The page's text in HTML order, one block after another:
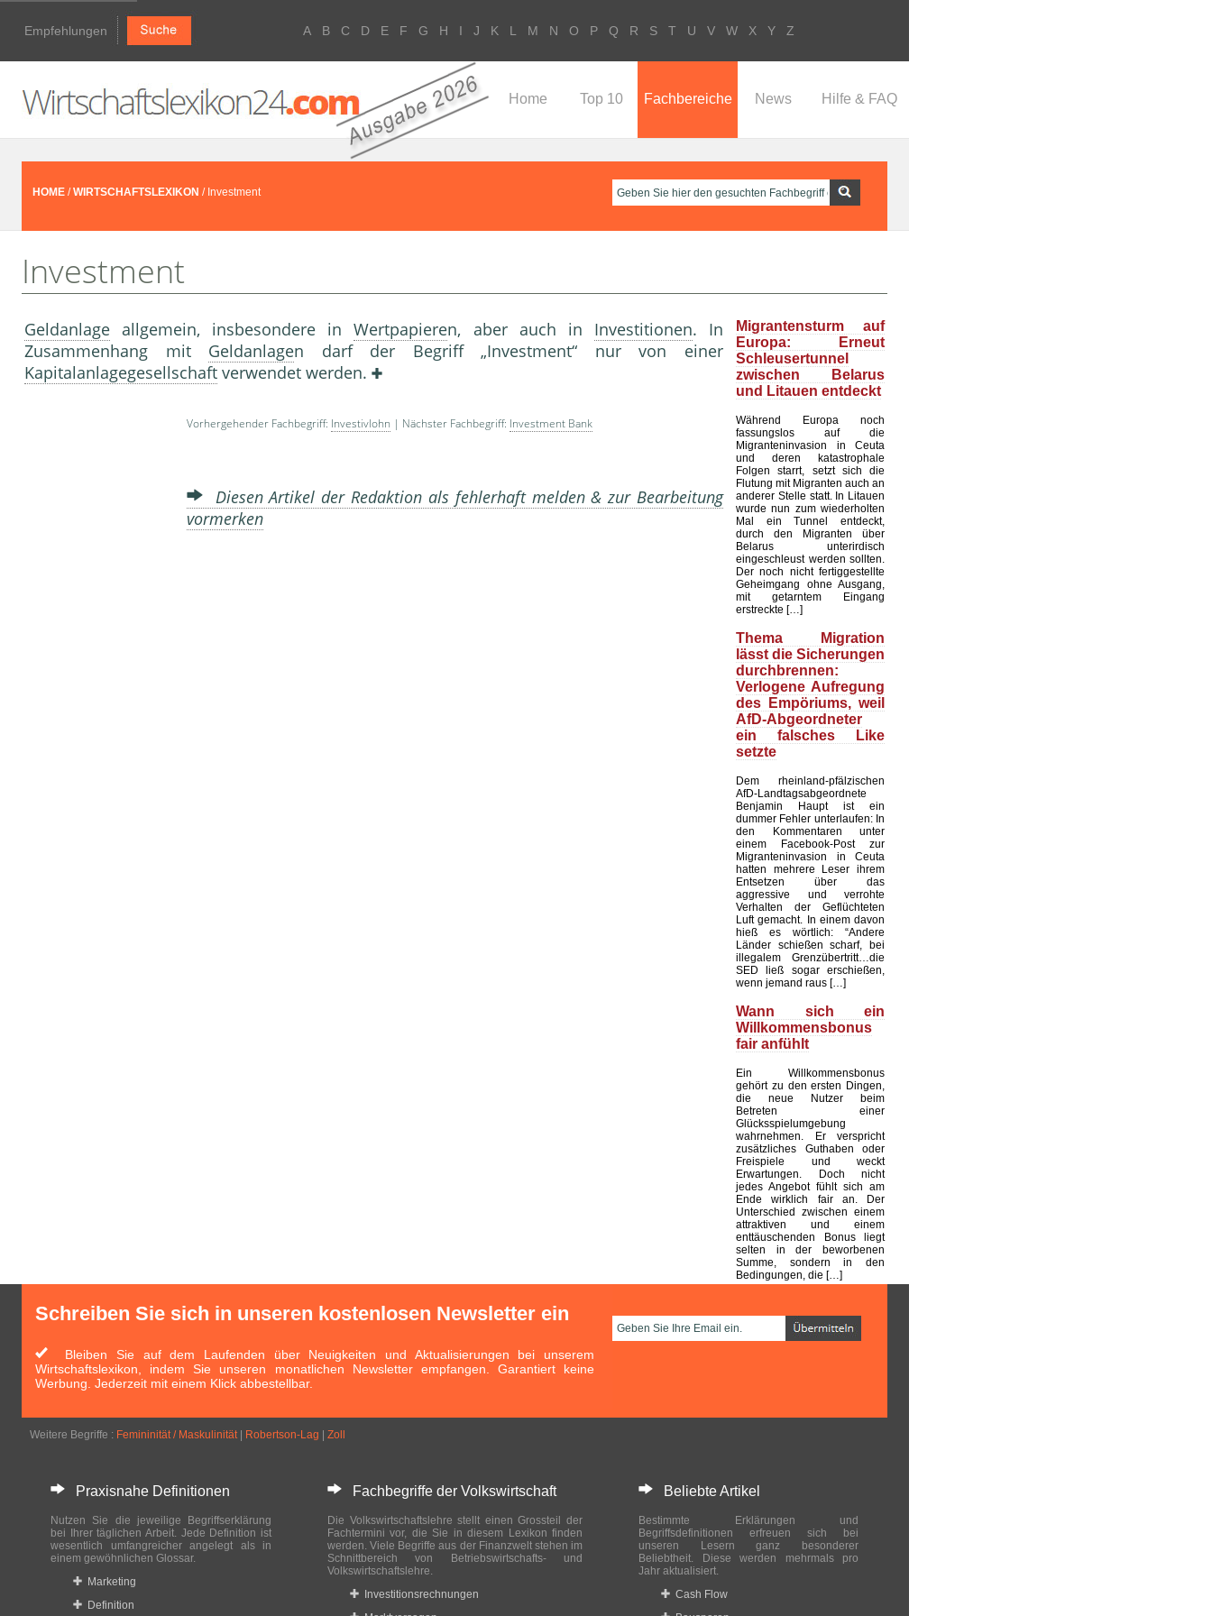
Empfehlungen A B C D E F G H I J K L M N O P Q R S T U V W X Y Z
Home Top 10 Fachbereiche News Hilfe & FAQ
HOME /WIRTSCHAFTSLEXIKON / Investment
Investment
Geldanlage allgemein, insbesondere inWertpapieren, aber auch in Investitionen. In
Zusammenhang mit Geldanlagen darf der Begriff „Investment“ nur von einer
Kapitalanlagegesellschaft verwendet werden.
Vorhergehender Fachbegriff: Investivlohn | Nächster Fachbegriff: Investment Bank
Diesen Artikel der Redaktion als fehlerhaft melden & zur Bearbeitung
vormerken
Migrantensturm auf
Europa: Erneut
Schleusertunnel
zwischen Belarus
und Litauen entdeckt
Während Europa noch
fassungslos auf die
Migranteninvasion in Ceuta
und deren katastrophale
Folgen starrt, setzt sich die
Flutung mit Migranten auch an
anderer Stelle statt. In Litauen
wurde nun zum wiederholten
Mal ein Tunnel entdeckt,
durch den Migranten über
Belarus unterirdisch
eingeschleust werden sollten.
Der noch nicht fertiggestellte
Geheimgang ohne Ausgang,
mit getarntem Eingang
erstreckte […]
Thema Migration
lässt die Sicherungen
durchbrennen:
Verlogene Aufregung
des Empöriums, weil
AfD-Abgeordneter
ein falsches Like
setzte
Dem rheinland-pfälzischen
AfD-Landtagsabgeordnete
Benjamin Haupt ist ein
dummer Fehler unterlaufen: In
den Kommentaren unter
einem Facebook-Post zur
Migranteninvasion in Ceuta
hatten mehrere Leser ihrem
Entsetzen über das
aggressive und verrohte
Verhalten der Geflüchteten
Luft gemacht. In einem davon
hieß es wörtlich: “Andere
Länder schießen scharf, bei
illegalem Grenzübertritt…die
SED ließ sogar erschießen,
wenn jemand raus […]
Wann sich ein
Willkommensbonus
fair anfühlt
Ein Willkommensbonus
gehört zu den ersten Dingen,
die neue Nutzer beim
Betreten einer
Glücksspielumgebung
wahrnehmen. Er verspricht
zusätzliches Guthaben oder
Freispiele und weckt
Erwartungen. Doch nicht
jedes Angebot fühlt sich am
Ende wirklich fair an. Der
Unterschied zwischen einem
attraktiven und einem
enttäuschenden Bonus liegt
selten in der beworbenen
Summe, sondern in den
Bedingungen, die […]
Schreiben Sie sich in unseren kostenlosen Newsletter ein
Bleiben Sie auf dem Laufenden über Neuigkeiten und Aktualisierungen bei unserem
Wirtschaftslexikon, indem Sie unseren monatlichen Newsletter empfangen. Garantiert keine
Werbung. Jederzeit mit einem Klick abbestellbar.
Weitere Begriffe : Femininität / Maskulinität| Robertson-Lag Zoll
Praxisnahe Definitionen
Nutzen Sie die jeweilige Begriffserklärung
bei Ihrer täglichen Arbeit. Jede Definition ist
wesentlich umfangreicher angelegt als in
einem gewöhnlichen Glossar.
Marketing
Definition
Fachbegriffe der Volkswirtschaft
Die Volkswirtschaftslehre stellt einen Grossteil der
Fachtermini vor, die Sie in diesem Lexikon finden
werden. Viele Begriffe aus der Finanzwelt stehen im
Schnittbereich von Betriebswirtschafts- und
Volkswirtschaftslehre.
Investitionsrechnungen
Beliebte Artikel
Bestimmte Erklärungen und
Begriffsdefinitionen erfreuen sich bei
unseren Lesern ganz besonderer
Beliebtheit. Diese werden mehrmals pro
Jahr aktualisiert.
Cash Flow